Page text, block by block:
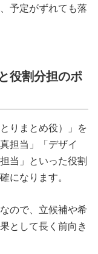
予定がずれても落
役割分担のポ
りまとめ役）」を
担当」「デザイ
当」といった役割
になります。
ので、立候補や希
として長く前向き